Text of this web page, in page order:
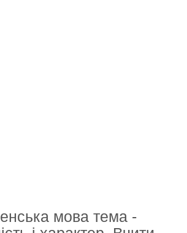
мова тема -